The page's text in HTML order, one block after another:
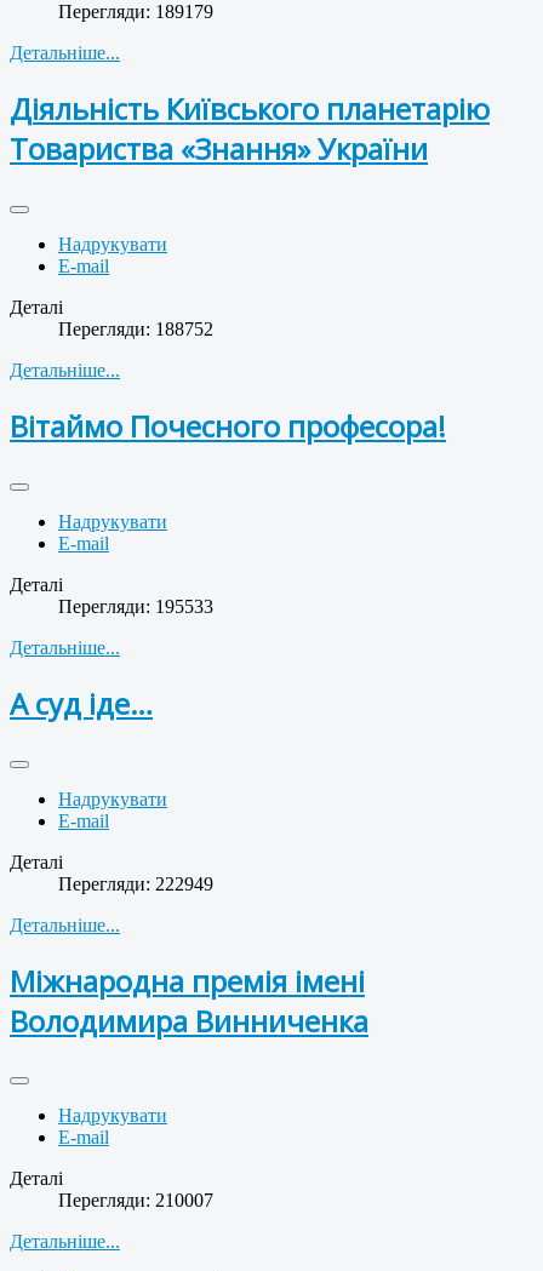
Перегляди: 189179
Детальніше...
Діяльність Київського планетарію
Товариства «Знання» України
Надрукувати
E-mail
Деталі
Перегляди: 188752
Детальніше...
Вітаймо Почесного професора!
Надрукувати
E-mail
Деталі
Перегляди: 195533
Детальніше...
А суд іде…
Надрукувати
E-mail
Деталі
Перегляди: 222949
Детальніше...
Міжнародна премія імені
Володимира Винниченка
Надрукувати
E-mail
Деталі
Перегляди: 210007
Детальніше...